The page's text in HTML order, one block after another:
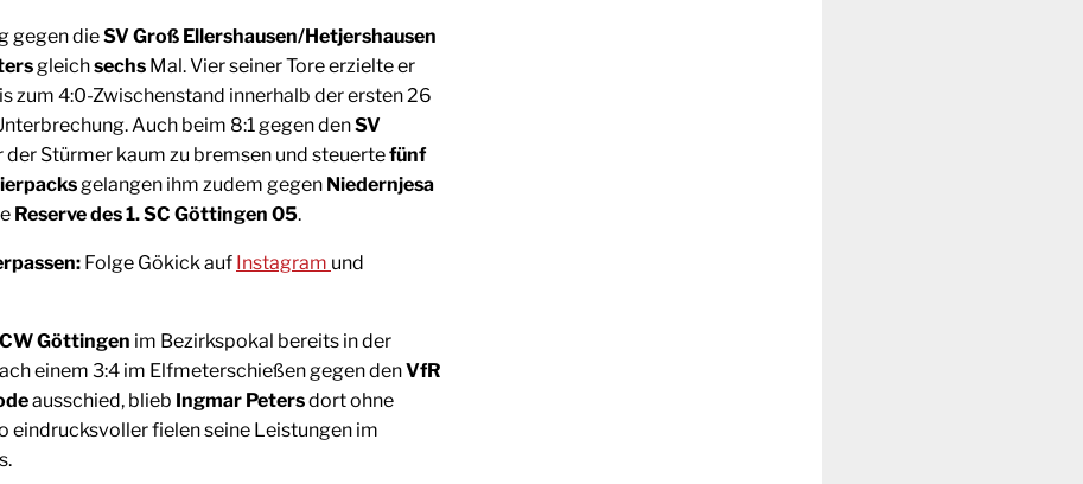
gegen dieSV Groß Ellershausen/Hetjershausen
gleichsechs Mal. Vier seiner Tore erzielte er
zum 4:0-Zwischenstand innerhalb der ersten 26
Auch beim 8:1 gegen denSV
der Stürmer kaum zu bremsen und steuertefünf
gelangen ihm zudem gegen Niedernjesa
Reserve des 1. SC Göttingen 05.
Folge Gökick auf Instagram und
Göttingen im Bezirkspokal bereits in der
einem 3:4 im Elfmeterschießen gegen denVfR
ausschied, blieb Ingmar Petersdort ohne
eindrucksvoller fielen seine Leistungen im